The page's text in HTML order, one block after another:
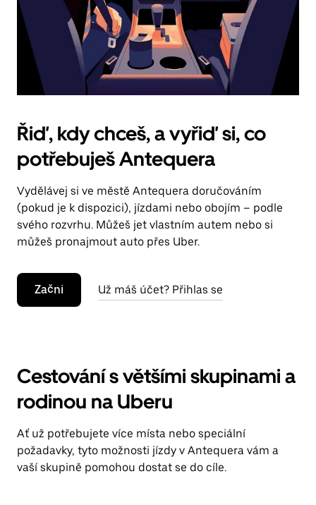
Řiď, kdy chceš, a vyřiď si, co
potřebuješ Antequera
Vydělávej si ve městě Antequera doručováním
(pokud je k dispozici), jízdami nebo obojím – podle
svého rozvrhu. Můžeš jet vlastním autem nebo si
můžeš pronajmout auto přes Uber.
Začni Už máš účet? Přihlas se
Cestování s většími skupinami a
rodinou na Uberu
Ať už potřebujete více místa nebo speciální
požadavky, tyto možnosti jízdy v Antequera vám a
vaší skupině pomohou dostat se do cíle.